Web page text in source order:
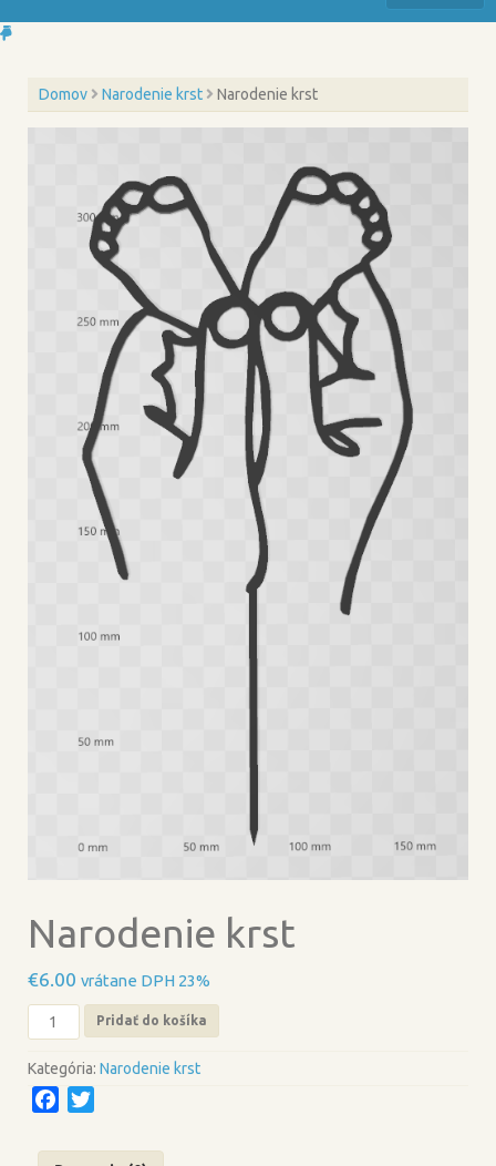
Domov Narodenie krst Narodenie krst
Narodenie krst
€6.00 vrátane DPH 23%
množstvo
Narodenie
krst
Pridať do košíka
Kategória: Narodenie krst
c
i